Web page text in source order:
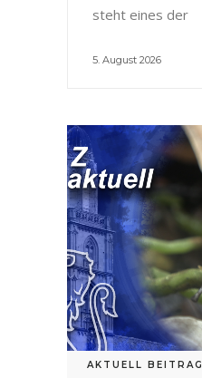
steht eines der
5. August 2026
AKTUELL BEITRAG